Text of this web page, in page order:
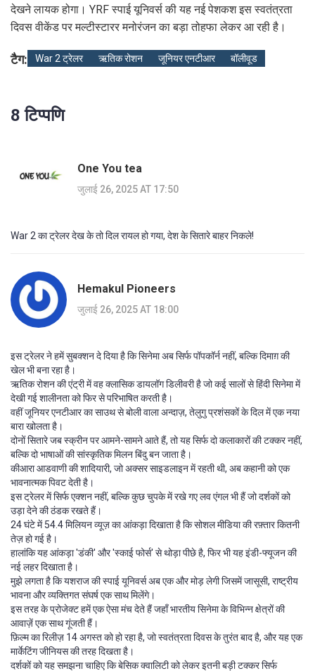
देखने लायक होगा। YRF स्पाई यूनिवर्स की यह नई पेशकश इस स्वतंत्रता
दिवस वीकेंड पर मल्टीस्टारर मनोरंजन का बड़ा तोहफा लेकर आ रही है।
टैग: War 2 ट्रेलर ऋतिक रोशन जूनियर एनटीआर बॉलीवूड
8 टिप्पणि
One You tea
जुलाई 26, 2025 AT 17:50
War 2 का ट्रेलर देख के तो दिल रायल हो गया, देश के सितारे बाहर निकले!
Hemakul Pioneers
जुलाई 26, 2025 AT 18:00
इस ट्रेलर ने हमें सुबक्शन दे दिया है कि सिनेमा अब सिर्फ पॉपकॉर्न नहीं, बल्कि दिमाग़ की
खेल भी बना रहा है।
ऋतिक रोशन की एंट्री में वह क्लासिक डायलॉग डिलीवरी है जो कई सालों से हिंदी सिनेमा में
देखी गई शालीनता को फिर से परिभाषित करती है।
वहीं जूनियर एनटीआर का साउथ से बोली वाला अन्दाज़, तेलुगु प्रशंसकों के दिल में एक नया
बारा खोलता है।
दोनों सितारे जब स्क्रीन पर आमने-सामने आते हैं, तो यह सिर्फ दो कलाकारों की टक्कर नहीं,
बल्कि दो भाषाओं की सांस्कृतिक मिलन बिंदु बन जाता है।
कीआरा आडवाणी की शादियारी, जो अक्सर साइडलाइन में रहती थी, अब कहानी को एक
भावनात्मक पिवट देती है।
इस ट्रेलर में सिर्फ एक्शन नहीं, बल्कि कुछ चुपके में रखे गए लव एंगल भी हैं जो दर्शकों को
उड़ा देने की ठंडक रखते हैं।
24 घंटे में 54.4 मिलियन व्यूज़ का आंकड़ा दिखाता है कि सोशल मीडिया की रफ़्तार कितनी
तेज़ हो गई है।
हालांकि यह आंकड़ा 'डंकी' और 'स्काई फोर्स' से थोड़ा पीछे है, फिर भी यह इंडी-फ्यूजन की
नई लहर दिखाता है।
मुझे लगता है कि यशराज की स्पाई यूनिवर्स अब एक और मोड़ लेगी जिसमें जासूसी, राष्ट्रीय
भावना और व्यक्तिगत संघर्ष एक साथ मिलेंगे।
इस तरह के प्रोजेक्ट हमें एक ऐसा मंच देते हैं जहाँ भारतीय सिनेमा के विभिन्न क्षेत्रों की
आवाज़ें एक साथ गूंजती हैं।
फ़िल्म का रिलीज़ 14 अगस्त को हो रहा है, जो स्वतंत्रता दिवस के तुरंत बाद है, और यह एक
मार्केटिंग जीनियस की तरह दिखता है।
दर्शकों को यह समझना चाहिए कि बेसिक क्वालिटी को लेकर इतनी बड़ी टक्कर सिर्फ